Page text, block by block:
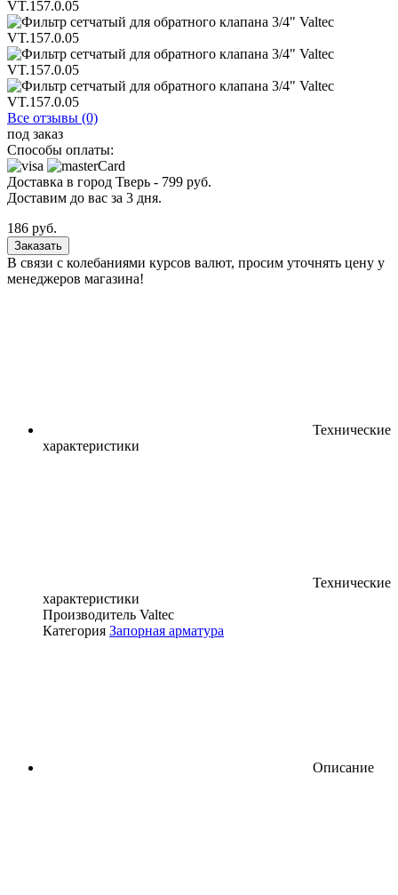
Все отзывы (0)
под заказ
Способы оплаты:
Доставка в город Тверь - 799 руб.
Доставим до вас за 3 дня.
186 руб.
Заказать
В связи с колебаниями курсов валют, просим уточнять цену у
менеджеров магазина!
Технические
характеристики
Технические
характеристики
Производитель Valtec
Категория Запорная арматура
Описание